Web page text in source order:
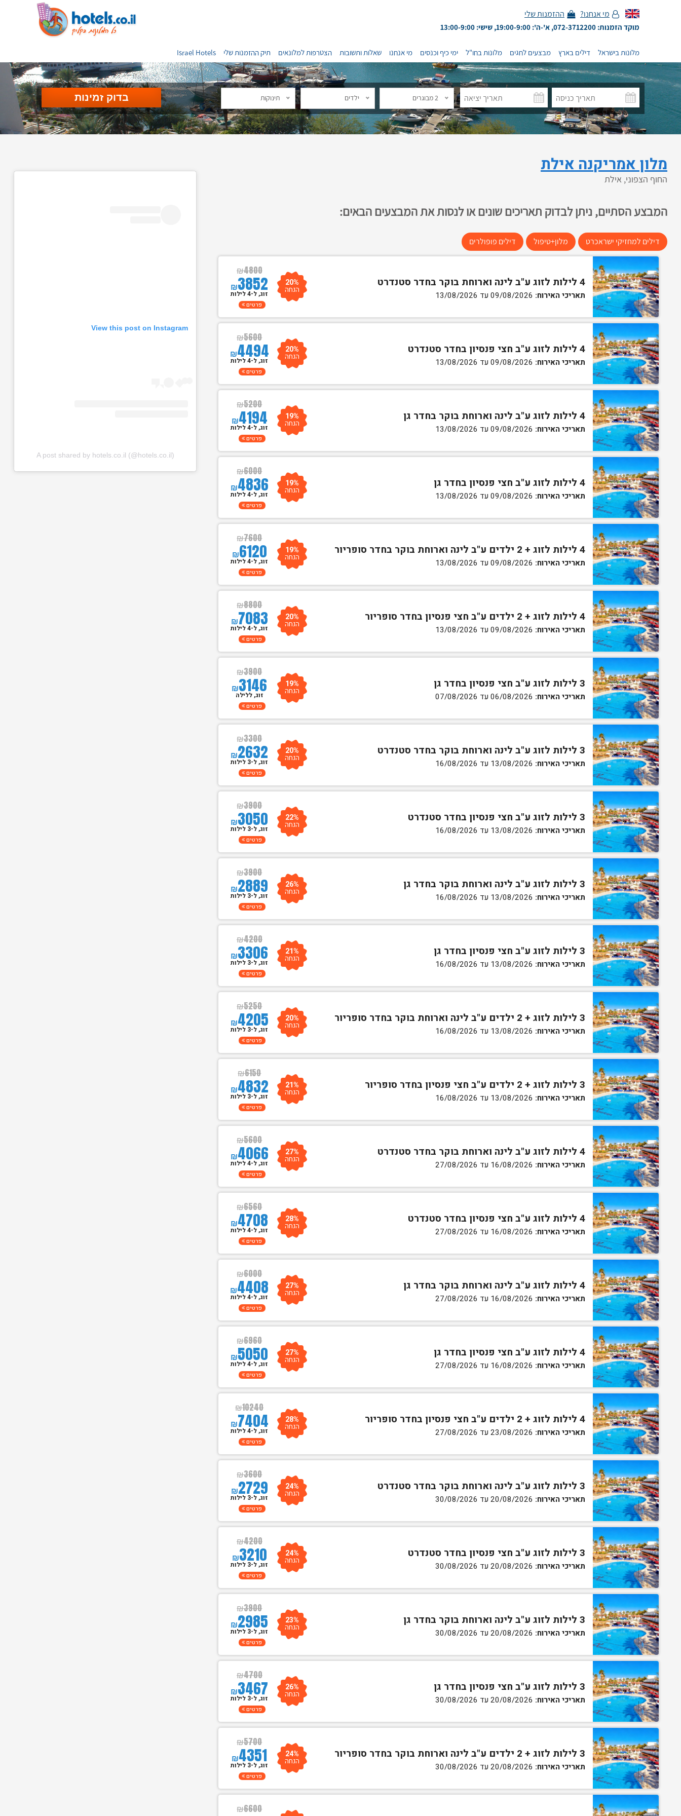
מי אנחנו? ההזמנות שלי
מוקד הזמנות: 072-3712200, א'-ה': 19:00-9:00, שישי: 13:00-9:00
מלונות בישראל דילים בארץ מבצעים לחגים מלונות בחו"ל ימי כיף וכנסים מי אנחנו שאלות ותשובות הצטרפות למלונאים תיק ההזמנות שלי Israel Hotels
2 מבוגרים ילדים תינוקות
מלון אמריקנה אילת
החוף הצפוני, אילת
המבצע הסתיים, ניתן לבדוק תאריכים שונים או לנסות את המבצעים הבאים:
דילים למחזיקי ישראכרט מלון+טיפול דילים פופולרים
4 לילות לזוג ע"ב לינה וארוחת בוקר בחדר סטנדרט
תאריכי האירוח:
₪4800
₪3852 20%
הנחה זוג, ל-4 לילות
פרטים
4 לילות לזוג ע"ב חצי פנסיון בחדר סטנדרט
תאריכי האירוח:
₪5600
₪4494 20%
הנחה זוג, ל-4 לילות
פרטים
4 לילות לזוג ע"ב לינה וארוחת בוקר בחדר גן
תאריכי האירוח:
₪5200
₪4194 19%
הנחה זוג, ל-4 לילות
פרטים
4 לילות לזוג ע"ב חצי פנסיון בחדר גן
תאריכי האירוח:
₪6000
₪4836 19%
הנחה זוג, ל-4 לילות
פרטים
4 לילות לזוג + 2 ילדים ע"ב לינה וארוחת בוקר בחדר סופריור
תאריכי האירוח:
₪7600
₪6120 19%
הנחה זוג, ל-4 לילות
פרטים
4 לילות לזוג + 2 ילדים ע"ב חצי פנסיון בחדר סופריור
תאריכי האירוח:
₪8800
₪7083 20%
הנחה זוג, ל-4 לילות
פרטים
3 לילות לזוג ע"ב חצי פנסיון בחדר גן
תאריכי האירוח:
₪3900
₪3146 19%
הנחה זוג, ללילה
פרטים
3 לילות לזוג ע"ב לינה וארוחת בוקר בחדר סטנדרט
תאריכי האירוח:
₪3300
₪2632 20%
הנחה זוג, ל-3 לילות
פרטים
3 לילות לזוג ע"ב חצי פנסיון בחדר סטנדרט
תאריכי האירוח:
₪3900
₪3050 22%
הנחה זוג, ל-3 לילות
פרטים
3 לילות לזוג ע"ב לינה וארוחת בוקר בחדר גן
תאריכי האירוח:
₪3900
₪2889 26%
הנחה זוג, ל-3 לילות
פרטים
3 לילות לזוג ע"ב חצי פנסיון בחדר גן
תאריכי האירוח:
₪4200
₪3306 21%
הנחה זוג, ל-3 לילות
פרטים
3 לילות לזוג + 2 ילדים ע"ב לינה וארוחת בוקר בחדר סופריור
תאריכי האירוח:
₪5250
₪4205 20%
הנחה זוג, ל-3 לילות
פרטים
3 לילות לזוג + 2 ילדים ע"ב חצי פנסיון בחדר סופריור
תאריכי האירוח:
₪6150
₪4832 21%
הנחה זוג, ל-3 לילות
פרטים
4 לילות לזוג ע"ב לינה וארוחת בוקר בחדר סטנדרט
תאריכי האירוח:
₪5600
₪4066 27%
הנחה זוג, ל-4 לילות
פרטים
4 לילות לזוג ע"ב חצי פנסיון בחדר סטנדרט
תאריכי האירוח:
₪6560
₪4708 28%
הנחה זוג, ל-4 לילות
פרטים
4 לילות לזוג ע"ב לינה וארוחת בוקר בחדר גן
תאריכי האירוח:
₪6000
₪4408 27%
הנחה זוג, ל-4 לילות
פרטים
4 לילות לזוג ע"ב חצי פנסיון בחדר גן
תאריכי האירוח:
₪6960
₪5050 27%
הנחה זוג, ל-4 לילות
פרטים
4 לילות לזוג + 2 ילדים ע"ב חצי פנסיון בחדר סופריור
תאריכי האירוח:
₪10240
₪7404 28%
הנחה זוג, ל-4 לילות
פרטים
3 לילות לזוג ע"ב לינה וארוחת בוקר בחדר סטנדרט
תאריכי האירוח:
₪3600
₪2729 24%
הנחה זוג, ל-3 לילות
פרטים
3 לילות לזוג ע"ב חצי פנסיון בחדר סטנדרט
תאריכי האירוח:
₪4200
₪3210 24%
הנחה זוג, ל-3 לילות
פרטים
3 לילות לזוג ע"ב לינה וארוחת בוקר בחדר גן
תאריכי האירוח:
₪3900
₪2985 23%
הנחה זוג, ל-3 לילות
פרטים
3 לילות לזוג ע"ב חצי פנסיון בחדר גן
תאריכי האירוח:
₪4700
₪3467 26%
הנחה זוג, ל-3 לילות
פרטים
3 לילות לזוג + 2 ילדים ע"ב לינה וארוחת בוקר בחדר סופריור
תאריכי האירוח:
₪5700
₪4351 24%
הנחה זוג, ל-3 לילות
פרטים
₪6600
View this post on Instagram
A post shared by hotels.co.il (@hotels.co.il)